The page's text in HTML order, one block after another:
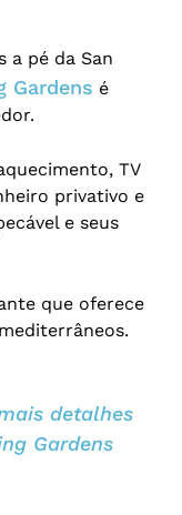
a pé da San
Gardens é
TV
privativo e
e seus
que oferece
detalhes
Gardens